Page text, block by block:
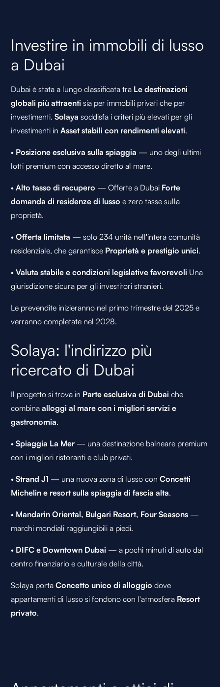
Investire in immobili di lusso
a Dubai
Dubai è stata a lungo classificata tra Le destinazioni
globali più attraenti sia per immobili privati che per
investimenti.Solayasoddisfa i criteri più elevati per gli
investimenti inAsset stabili con rendimenti elevati.
• Posizione esclusiva sulla spiaggia — uno degli ultimi
lotti premium con accesso diretto al mare.
•Alto tasso di recupero — Offerte a Dubai Forte
domanda di residenze di lussoe zero tasse sulla
proprietà.
•Offerta limitata — solo 234 unità nell'intera comunità
residenziale, che garantisce Proprietà e prestigio unici.
•Valuta stabile e condizioni legislative favorevoli Una
giurisdizione sicura per gli investitori stranieri.
Le prevendite inizieranno nel primo trimestre del 2025 e
verranno completate nel 2028.
Solaya: l'indirizzo più
ricercato di Dubai
Il progetto si trova in Parte esclusiva di Dubaiche
combinaalloggi al mare con i migliori servizi e
gastronomia.
•Spiaggia La Mer — una destinazione balneare premium
con i migliori ristoranti e club privati.
•Strand J1 — una nuova zona di lusso conConcetti
Michelin e resort sulla spiaggia di fascia alta.
• Mandarin Oriental, Bulgari Resort, Four Seasons —
marchi mondiali raggiungibili a piedi.
• DIFC e Downtown Dubai — a pochi minuti di auto dal
centro finanziario e culturale della città.
Solaya portaConcetto unico di alloggiodove
appartamenti di lusso si fondono con l'atmosfera Resort
privato.